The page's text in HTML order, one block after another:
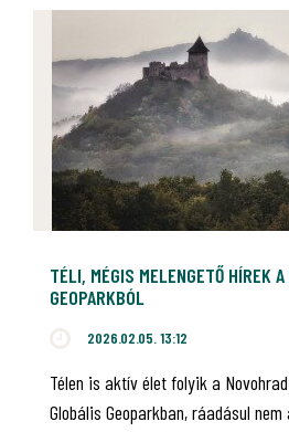
TÉLI, MÉGIS MELENGETŐ HÍREK
GEOPARKBÓL
2026.02.05. 13:12
Télen is aktív élet folyik a
Globális Geoparkban, ráadásul